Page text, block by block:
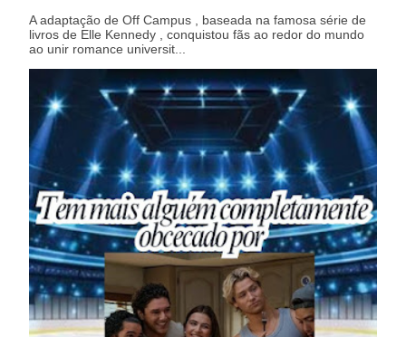
A adaptação de Off Campus , baseada na famosa série de
livros de Elle Kennedy , conquistou fãs ao redor do mundo
ao unir romance universit...